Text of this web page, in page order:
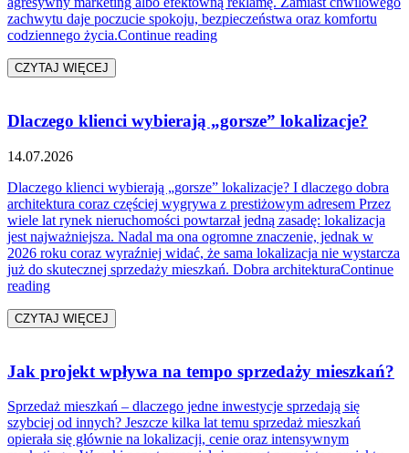
zachwytu daje poczucie spokoju, bezpieczeństwa oraz komfortu
codziennego życia.Continue reading„Jak architektura działa na
CZYTAJ WIĘCEJ
Dlaczego klienci wybierają „gorsze” lokalizacje?
14.07.2026
Dlaczego klienci wybierają „gorsze” lokalizacje? I dlaczego dobra
architektura coraz częściej wygrywa z prestiżowym adresem Przez
wiele lat rynek nieruchomości powtarzał jedną zasadę: lokalizacja
jest najważniejsza. Nadal ma ona ogromne znaczenie, jednak w
2026 roku coraz wyraźniej widać, że sama lokalizacja nie wystarcza
już do skutecznej sprzedaży mieszkań. Dobra architekturaContinue
reading„Dlaczego klienci wybierają „gorsze” lokalizacje?”
CZYTAJ WIĘCEJ
Jak projekt wpływa na tempo sprzedaży mieszkań?
Sprzedaż mieszkań – dlaczego jedne inwestycje sprzedają się
szybciej od innych? Jeszcze kilka lat temu sprzedaż mieszkań
opierała się głównie na lokalizacji, cenie oraz intensywnym